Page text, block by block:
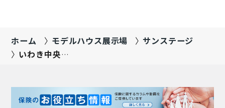
ホーム モデルハウス展示場
サンステージ
いわき中央